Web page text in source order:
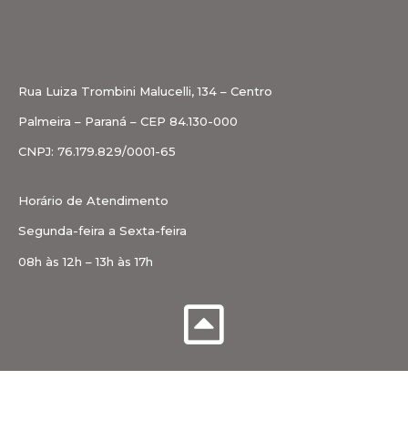
Rua Luiza Trombini Malucelli, 134 – Centro
Palmeira – Paraná – CEP 84.130-000
CNPJ: 76.179.829/0001-65
Horário de Atendimento
Segunda-feira a Sexta-feira
08h às 12h – 13h às 17h